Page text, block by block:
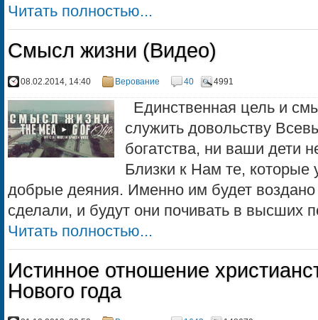
Читать полностью...
Смысл жизни (Видео)
08.02.2014, 14:40 Верование 40 4991
Единственная цель и
служить довольству
богатства, ни ваши дети
Близки к Нам те,
добрые деяния. Именно им будет воздано
сделали, и будут они почивать в высших
Читать полностью...
Истинное отношение
Нового года